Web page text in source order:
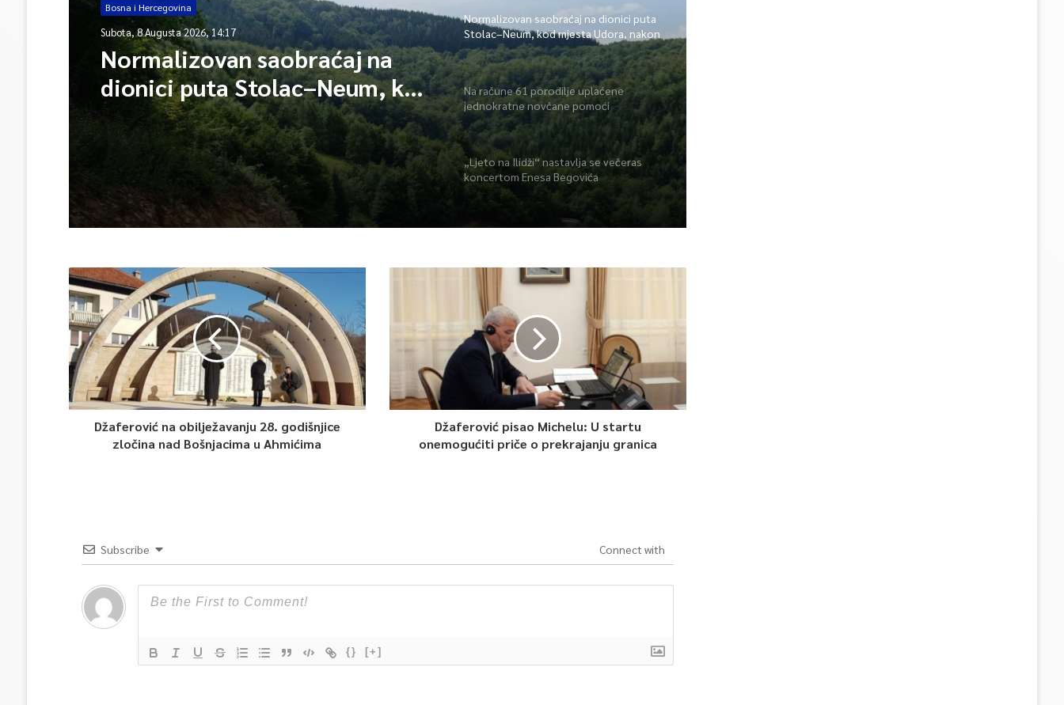
Bosna i Hercegovina
Subota, 8 Augusta 2026, 14:17
Normalizovan saobraćaj na
dionici puta Stolac–Neum, kod
mjesta Udora, nakon nezgode
Normalizovan saobraćaj na dionici puta
Stolac–Neum, kod mjesta Udora, nakon
nezgode
Na račune 61 porodilje uplaćene
jednokratne novčane pomoći
„Ljeto na Ilidži“ nastavlja se večeras
koncertom Enesa Begovića
Džaferović na obilježavanju 28. godišnjice
zločina nad Bošnjacima u Ahmićima
Džaferović pisao Michelu: U startu
onemogućiti priče o prekrajanju granica
Subscribe Connect with
{} [+]